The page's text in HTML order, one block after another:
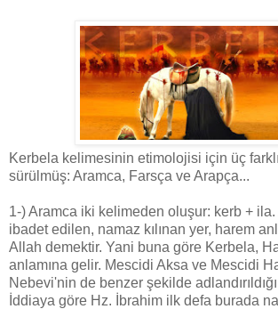
Kerbela kelimesinin etimolojisi için üç
sürülmüş: Aramca, Farsça ve Arapça...
1-) Aramca iki kelimeden oluşur: kerb +
ibadet edilen, namaz kılınan yer, harem
Allah demektir. Yani buna göre Kerbela,
anlamına gelir. Mescidi Aksa ve Mescidi
Nebevi'nin de benzer şekilde
İddiaya göre Hz. İbrahim ilk defa burada